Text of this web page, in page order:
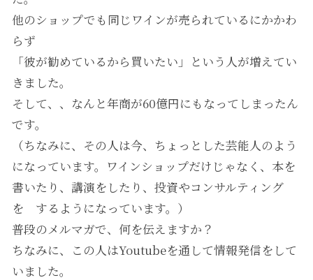
他のショップでも同じワインが売られているにかかわ
らず
「彼が勧めているから買いたい」という人が増えてい
きました。
そして、、なんと年商が60億円にもなってしまったん
です。
（ちなみに、その人は今、ちょっとした芸能人のよう
になっています。ワインショップだけじゃなく、本を
書いたり、講演をしたり、投資やコンサルティング
を するようになっています。）
普段のメルマガで、何を伝えますか？
ちなみに、この人はYoutubeを通して情報発信をして
いました。